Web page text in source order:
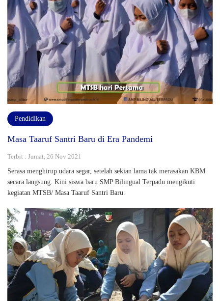
Pendidikan
Masa Taaruf Santri Baru di Era Pandemi
Terbit : Jumat, 26 Nov 2021
Serasa menghirup udara segar, setelah sekian lama tak merasakan KBM
secara langsung. Kini siswa baru SMP Bilingual Terpadu mengikuti
kegiatan MTSB/ Masa Taaruf Santri Baru.